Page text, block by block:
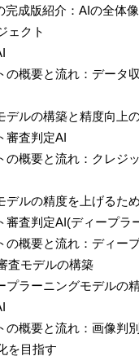
完成版紹介： AIの全体
ェクト
の概要と流れ：データ
デルの構築と精度向上
審査判定AI
の概要と流れ：クレジ
デルの精度を上げるた
審査判定AI(ディープラ
の概要と流れ：ディー
査モデルの構築
プラーニングモデルの
の概要と流れ：画像判
を目指す